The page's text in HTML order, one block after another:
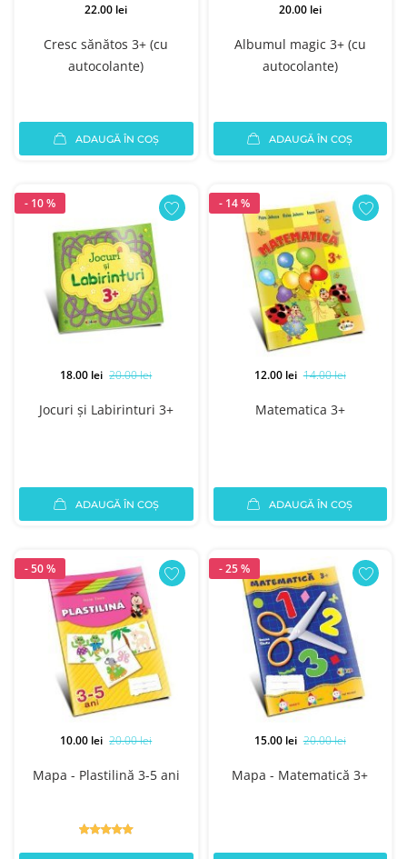
Cresc sănătos 3+ (cu
autocolante)
22.00 lei
ADAUGĂ ÎN COȘ
Albumul magic 3+ (cu
autocolante)
20.00 lei
ADAUGĂ ÎN COȘ
- 10 %
Jocuri și Labirinturi 3+
18.00 lei 20.00 lei
ADAUGĂ ÎN COȘ
- 14 %
Matematica 3+
12.00 lei 14.00 lei
ADAUGĂ ÎN COȘ
- 50 %
Mapa - Plastilină 3-5 ani
10.00 lei 20.00 lei
- 25 %
Mapa - Matematică 3+
15.00 lei 20.00 lei